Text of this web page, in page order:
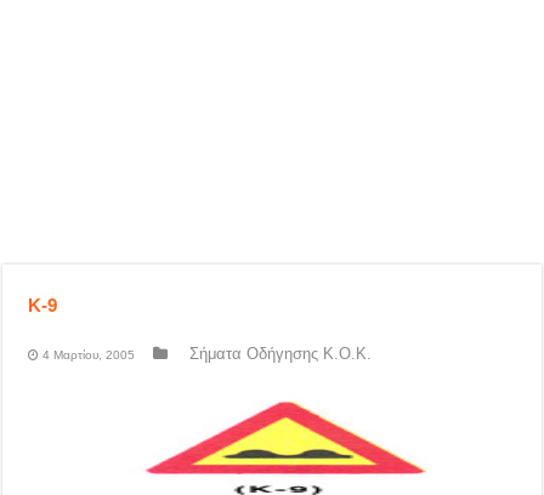
Κ-9
4 Μαρτίου, 2005 Σήματα Οδήγησης Κ.Ο.Κ.